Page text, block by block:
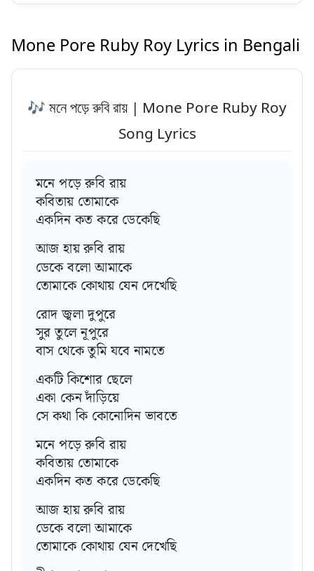
Mone Pore Ruby Roy Lyrics in Bengali
🎶 মনে পড়ে রুবি রায় | Mone Pore Ruby Roy
Song Lyrics
মনে পড়ে রুবি রায়
কবিতায় তোমাকে
একদিন কত করে ডেকেছি
আজ হায় রুবি রায়
ডেকে বলো আমাকে
তোমাকে কোথায় যেন দেখেছি
রোদ জ্বলা দুপুরে
সুর তুলে নূপুরে
বাস থেকে তুমি যবে নামতে
একটি কিশোর ছেলে
একা কেন দাঁড়িয়ে
সে কথা কি কোনোদিন ভাবতে
মনে পড়ে রুবি রায়
কবিতায় তোমাকে
একদিন কত করে ডেকেছি
আজ হায় রুবি রায়
ডেকে বলো আমাকে
তোমাকে কোথায় যেন দেখেছি